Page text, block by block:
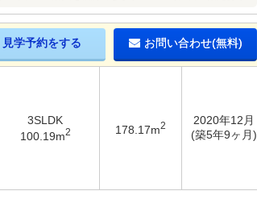
見学予約をする お問い合わせ(無料)
3SLDK
100.19m2 178.17m2
2020年12月
(築5年9ヶ月)